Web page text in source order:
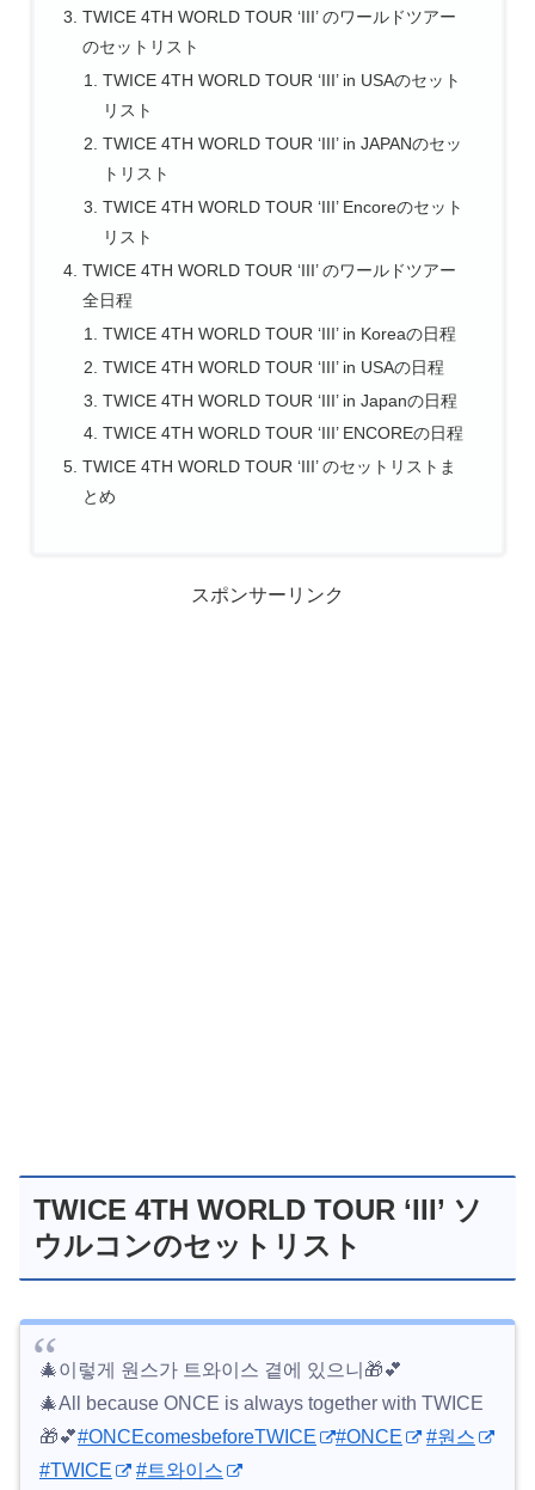
TWICE 4TH WORLD TOUR ‘III’ のワールドツアー
のセットリスト
TWICE 4TH WORLD TOUR ‘III’ in USAのセット
リスト
TWICE 4TH WORLD TOUR ‘III’ in JAPANのセッ
トリスト
TWICE 4TH WORLD TOUR ‘III’ Encoreのセット
リスト
TWICE 4TH WORLD TOUR ‘III’ のワールドツアー
全日程
TWICE 4TH WORLD TOUR ‘III’ in Koreaの日程
TWICE 4TH WORLD TOUR ‘III’ in USAの日程
TWICE 4TH WORLD TOUR ‘III’ in Japanの日程
TWICE 4TH WORLD TOUR ‘III’ ENCOREの日程
TWICE 4TH WORLD TOUR ‘III’ のセットリストま
とめ
スポンサーリンク
TWICE 4TH WORLD TOUR ‘III’ ソ
ウルコンのセットリスト
🎄이렇게 원스가 트와이스 곁에 있으니🎁💕
🎄All because ONCE is always together with TWICE
🎁💕#ONCEcomesbeforeTWICE #ONCE
#원스
#TWICE
#트와이스